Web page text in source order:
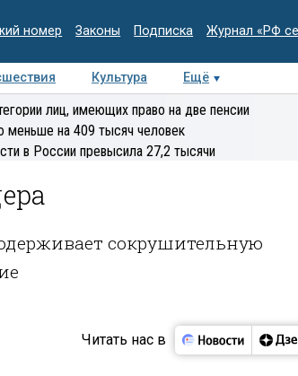
номер Законы Подписка Журнал «РФ
Культура
Ещё
Интервью Колумнисты
лиц, имеющих право на две пенсии
меньше на 409 тысяч человек
в России превысила 27,2 тысячи
сокрушительную
Читать нас в